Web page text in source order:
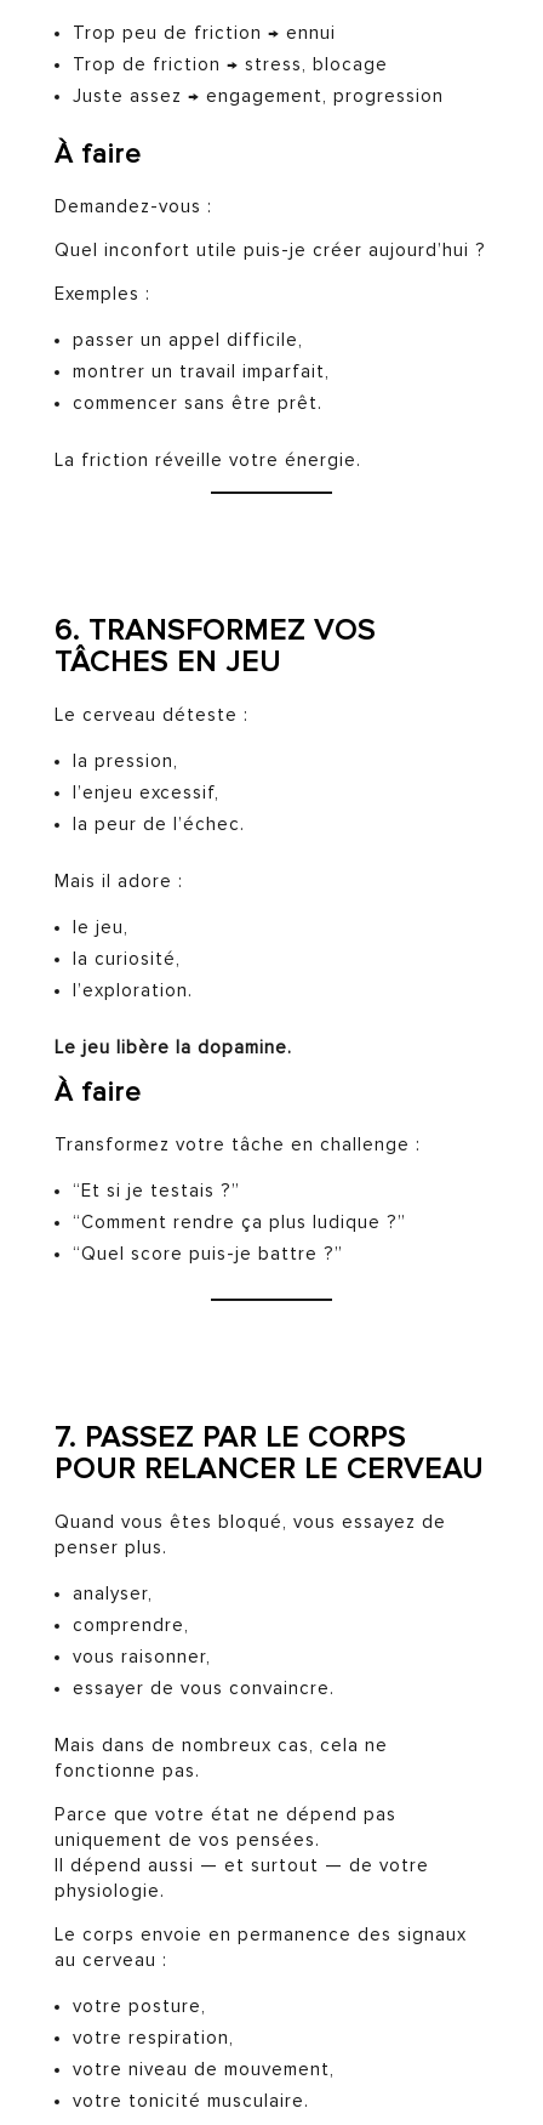
Trop peu de friction → ennui
Trop de friction → stress, blocage
Juste assez → engagement, progression
À faire
Demandez-vous :
Quel inconfort utile puis-je créer aujourd’hui ?
Exemples :
passer un appel difficile,
montrer un travail imparfait,
commencer sans être prêt.
La friction réveille votre énergie.
6. TRANSFORMEZ VOS
TÂCHES EN JEU
Le cerveau déteste :
la pression,
l’enjeu excessif,
la peur de l’échec.
Mais il adore :
le jeu,
la curiosité,
l’exploration.
Le jeu libère la dopamine.
À faire
Transformez votre tâche en challenge :
“Et si je testais ?”
“Comment rendre ça plus ludique ?”
“Quel score puis-je battre ?”
7. PASSEZ PAR LE CORPS
POUR RELANCER LE CERVEAU
Quand vous êtes bloqué, vous essayez de
penser plus.
analyser,
comprendre,
vous raisonner,
essayer de vous convaincre.
Mais dans de nombreux cas, cela ne
fonctionne pas.
Parce que votre état ne dépend pas
uniquement de vos pensées.
Il dépend aussi — et surtout — de votre
physiologie.
Le corps envoie en permanence des signaux
au cerveau :
votre posture,
votre respiration,
votre niveau de mouvement,
votre tonicité musculaire.